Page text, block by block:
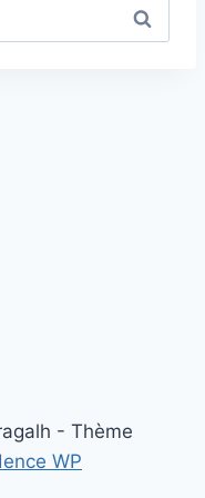
- Thème
WP